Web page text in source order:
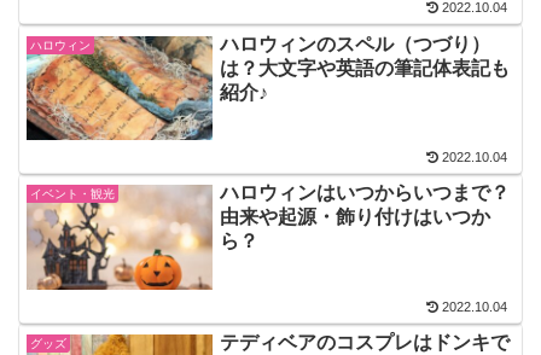
2022.10.04
ハロウィン
ハロウィンのスペル（つづり）
は？大文字や英語の筆記体表記も
紹介♪
2022.10.04
イベント・観光
ハロウィンはいつからいつまで？
由来や起源・飾り付けはいつか
ら？
2022.10.04
グッズ
テディベアのコスプレはドンキで